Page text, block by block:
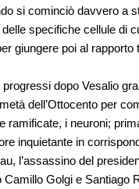
si cominciò davvero a
specifiche cellule di
giungere poi al
dopo Vesalio
dell’Ottocento per
ramificate, i neuroni;
inquietante in
l’assassino del
Golgi e